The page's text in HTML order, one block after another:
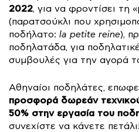
2022, για να φροντίσει τη
(παρατσούκλι που
ποδήλατο: la petite reine),
ποδηλατάδα, για
συμβουλές για την αγορά
Αθηναίοι ποδηλάτες,
προσφορά δωρεάν
50% στην εργασία του
συνεχίστε να κάνετε πετάλι!